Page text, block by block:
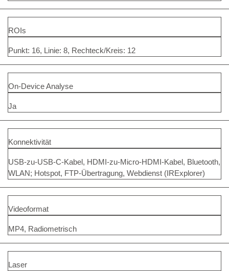
ROIs
Punkt: 16, Linie: 8, Rechteck/Kreis: 12
On-Device Analyse
Ja
Konnektivität
USB-zu-USB-C-Kabel, HDMI-zu-Micro-HDMI-Kabel, Bluetooth,
WLAN; Hotspot, FTP-Übertragung, Webdienst (IRExplorer)
Videoformat
MP4, Radiometrisch
Laser